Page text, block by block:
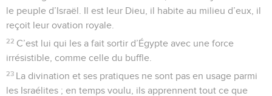
le peuple d’Israël. Il est leur Dieu, il habite au milieu d’eux, il
reçoit leur ovation royale.
22 C’est lui qui les a fait sortir d’Égypte avec une force
irrésistible, comme celle du buffle.
23 La divination et ses pratiques ne sont pas en usage parmi
les Israélites ; en temps voulu, ils apprennent tout ce que